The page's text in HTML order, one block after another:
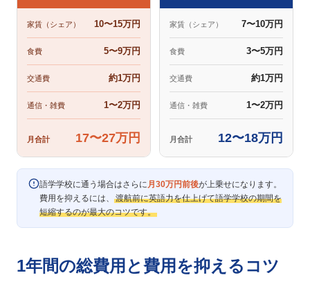
家賃（シェア） 10〜15万円
食費 5〜9万円
交通費 約1万円
通信・雑費 1〜2万円
月合計 17〜27万円
家賃（シェア） 7〜10万円
食費 3〜5万円
交通費 約1万円
通信・雑費 1〜2万円
月合計 12〜18万円
語学学校に通う場合はさらに 月30万円前後が上乗せになります。
費用を抑えるには、
渡航前に英語力を仕上げて語学学校の期間を
短縮するのが最大のコツです。
1年間の総費用と費用を抑えるコツ